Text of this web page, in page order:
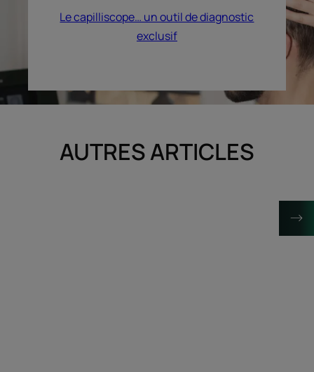
Le capilliscope… un outil de diagnostic
exclusif
AUTRES ARTICLES
Découvrir